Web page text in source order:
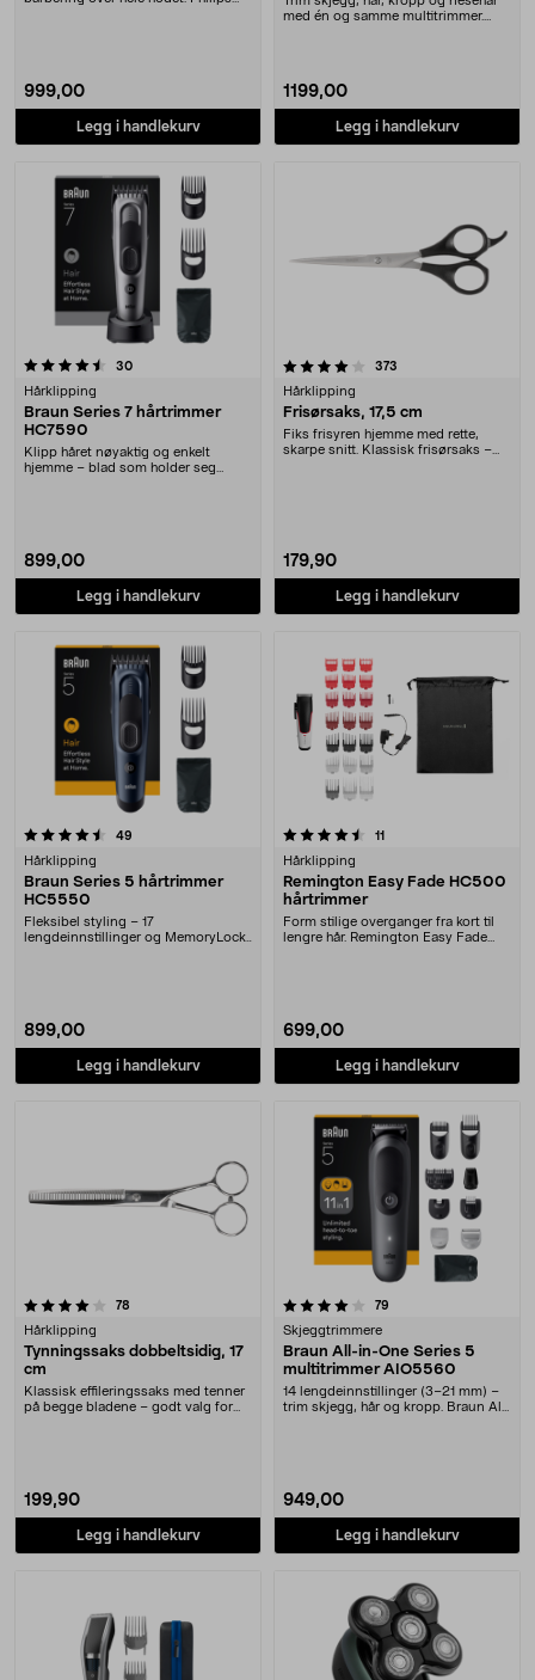
999,00
Legg i handlekurv
med én og samme multitrimmer.
1199,00
Legg i handlekurv
30anmeldelser
Hårklipping
Braun Series 7 hårtrimmer
HC7590
Klipp håret nøyaktig og enkelt
hjemme – blad som holder seg
899,00
Legg i handlekurv
4.0 av 5 stjerner 373
Hårklipping
Frisørsaks, 17,5 cm
Fiks frisyren hjemme med rette,
skarpe snitt. Klassisk frisørsaks –
179,90
Legg i handlekurv
49
Hårklipping
Braun Series 5 hårtrimmer
HC5550
Fleksibel styling – 17
lengdeinnstillinger og MemoryLock-
899,00
Legg i handlekurv
4.5 av 5 stjerner 11
Hårklipping
Remington Easy Fade HC500
hårtrimmer
Form stilige overganger fra kort til
lengre hår. Remington Easy Fade
699,00
Legg i handlekurv
78
Hårklipping
Tynningssaks dobbeltsidig, 17
cm
Klassisk effileringssaks med tenner
på begge bladene – godt valg for
199,90
Legg i handlekurv
4.0 av 5 stjerner 79
Skjeggtrimmere
Braun All-in-One Series 5
multitrimmer AIO5560
14 lengdeinnstillinger (3–21 mm) –
trim skjegg, hår og kropp. Braun All-
949,00
Legg i handlekurv